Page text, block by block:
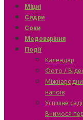
Міцні
Сидри
Соки
Медоваріння
Події
Календар
Фото /
напоїв
Успішне
Вчимося